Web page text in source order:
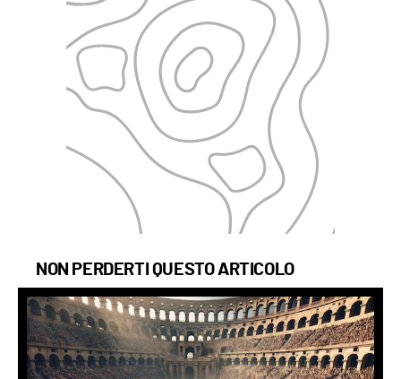
NON PERDERTI QUESTO ARTICOLO